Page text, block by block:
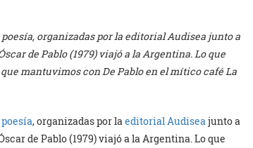
organizadas por la editorial Audisea junto a
de Pablo (1979) viajó a la Argentina. Lo que
mantuvimos con De Pablo en el mítico café La
, organizadas por la editorial Audisea junto a
de Pablo (1979) viajó a la Argentina. Lo que